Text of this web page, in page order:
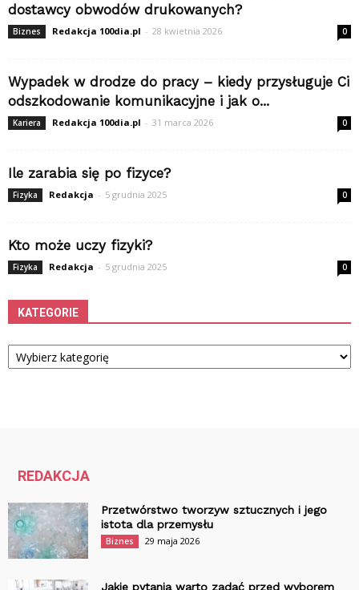
dostawcy obwodów drukowanych?
Biznes Redakcja 100dia.pl - 28 kwietnia 2026 0
Wypadek w drodze do pracy – kiedy przysługuje Ci
odszkodowanie komunikacyjne i jak o...
Kariera Redakcja 100dia.pl - 31 marca 2026 0
Ile zarabia się po fizyce?
Fizyka Redakcja - 5 grudnia 2025 0
Kto może uczy fizyki?
Fizyka Redakcja - 5 grudnia 2025 0
KATEGORIE
Kategorie
REDAKCJA
Przetwórstwo tworzyw sztucznych i jego
istota dla przemysłu
Biznes 29 maja 2026
Jakie pytania warto zadać przed wyborem